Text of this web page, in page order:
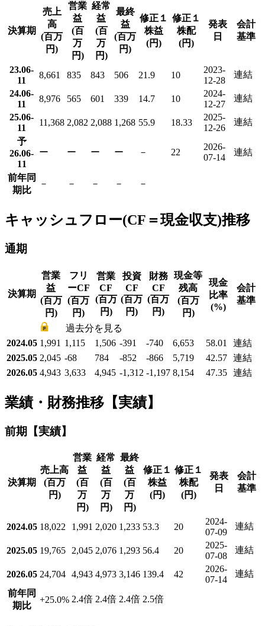
決算期
売上
高
(百万
円)
営業
益
(百
万
円)
経常
益
(百
万
円)
最終
益
(百万
円)
修正１
株益
(円)
修正１
株配
(円)
発表
日
会計
基準
23.06-
11
8,661 835 843 506 21.9 10
2023-
12-28
連結
24.06-
11
8,976 565 601 339 14.7 10
2024-
12-27
連結
25.06-
11
11,368 2,082 2,088 1,268 55.9 18.33
2025-
12-26
連結
予
26.06-
11
ー ー ー ー － 22
2026-
07-14
連結
前年同
期比
－ － － － －
キャッシュフロー(CF＝現金収支)推移
通期
決算期
営業
益
(百万
円)
フリ
ーCF
(百万
円)
営業
CF
(百万
円)
投資
CF
(百万
円)
財務
CF
(百万
円)
現金等
残高
(百万
円)
現金
比率
(%)
会計
基準
過去分を見る
2024.05 1,991 1,115 1,506 -391 -740 6,653 58.01
連結
2025.05 2,045 -68 784 -852 -866 5,719 42.57 連結
2026.05 4,943 3,633 4,945 -1,312 -1,197 8,154 47.35 連結
業績・財務推移【実績】
前期【実績】
決算期
売上高
(百万
円)
営業
益
(百
万
円)
経常
益
(百
万
円)
最終
益
(百
万
円)
修正１
株益
(円)
修正１
株配
(円)
発表
日
会計
基準
2024.05 18,022 1,991 2,020 1,233 53.3 20
2024-
07-09
連結
2025.05 19,765 2,045 2,076 1,293 56.4 20
2025-
07-08
連結
2026.05 24,704 4,943 4,973 3,146 139.4 42
2026-
07-14
連結
前年同
期比
+25.0% 2.4倍 2.4倍 2.4倍 2.5倍